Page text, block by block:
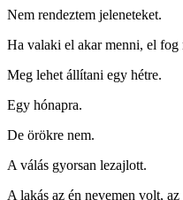
Nem rendeztem jeleneteket.
Ha valaki el akar menni, el fog
Meg lehet állítani egy hétre.
Egy hónapra.
De örökre nem.
A válás gyorsan lezajlott.
A lakás az én nevemen volt, az